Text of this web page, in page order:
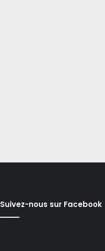
Suivez-nous sur Facebook